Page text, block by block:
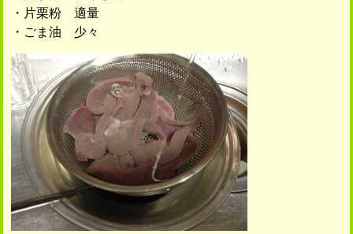
・片栗粉 適量
・ごま油 少々